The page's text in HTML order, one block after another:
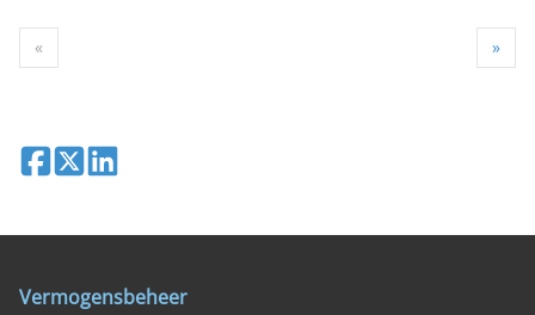
« »
Deel op Facebook
Deel op XDeel op LinkedIn
Vermogensbeheer